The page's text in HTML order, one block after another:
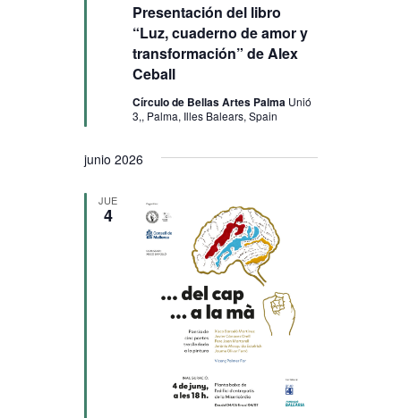
Presentación del libro
“Luz, cuaderno de amor y
transformación” de Alex
Ceball
Círculo de Bellas Artes Palma Unió
3,, Palma, Illes Balears, Spain
junio 2026
JUE
4